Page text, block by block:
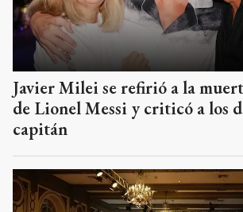
Javier Milei se refirió a la
de Lionel Messi y criticó a los
capitán